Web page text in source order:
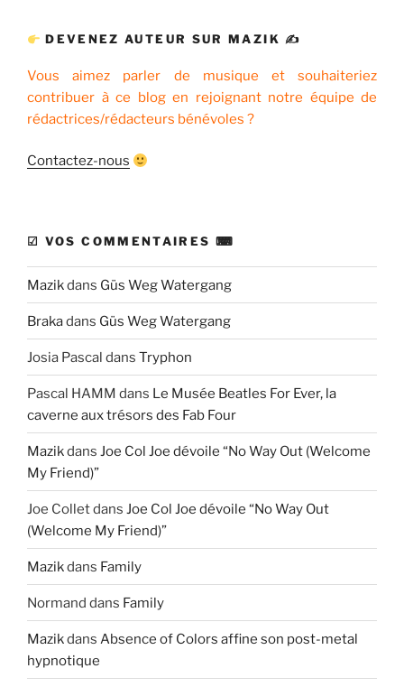
DEVENEZ AUTEUR SUR MAZIK ✍
Vous aimez parler de musique et souhaiteriez
contribuer à ce blog en rejoignant notre équipe de
rédactrices/rédacteurs bénévoles ?
Contactez-nous
☑ VOS COMMENTAIRES ⌨
Mazikdans Güs Weg Watergang
Brakadans Güs Weg Watergang
Josia Pascal dans Tryphon
Pascal HAMM dans Le Musée Beatles For Ever, la
caverne aux trésors des Fab Four
Mazikdans Joe Col Joe dévoile “No Way Out (Welcome
My Friend)”
Joe Colletdans Joe Col Joe dévoile “No Way Out
(Welcome My Friend)”
Mazikdans Family
Normand dans Family
Mazikdans Absence of Colors affine son post-metal
hypnotique